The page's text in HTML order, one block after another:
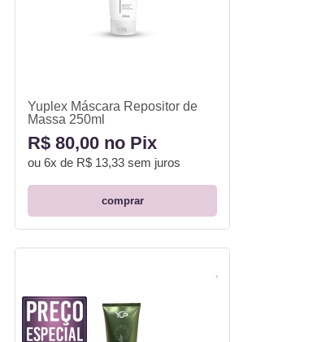
Yuplex Máscara Repositor de
Massa 250ml
R$ 80,00 no Pix
ou 6x de R$ 13,33 sem juros
comprar